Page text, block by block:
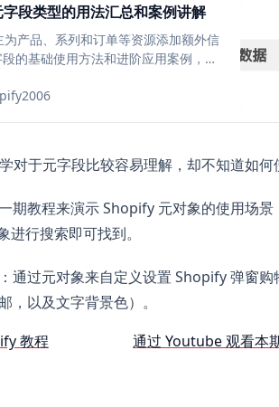
段类型的用法汇总和案例讲解
产品、系列和订单等资源添加额外信
的基础使用方法和进阶应用案例，包
顾客提供更完整的产品信息，提升购
对于元字段比较容易理解，却不知道如何
期教程来演示 Shopify 元对象的使用场
进行搜索即可找到。
通过元对象来自定义设置 Shopify 弹窗购
，以及文字背景色）。
教程
通过 Youtube 观看本